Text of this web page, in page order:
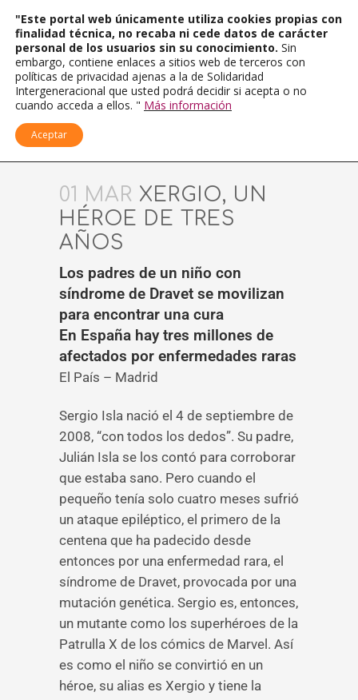
01 MAR XERGIO, UN
HÉROE DE TRES
AÑOS
Los padres de un niño con
síndrome de Dravet se movilizan
para encontrar una cura
En España hay tres millones de
afectados por enfermedades raras
El País – Madrid
Sergio Isla nació el 4 de septiembre de
2008, “con todos los dedos”. Su padre,
Julián Isla se los contó para corroborar
que estaba sano. Pero cuando el
pequeño tenía solo cuatro meses sufrió
un ataque epiléptico, el primero de la
centena que ha padecido desde
entonces por una enfermedad rara, el
síndrome de Dravet, provocada por una
mutación genética. Sergio es, entonces,
un mutante como los superhéroes de la
Patrulla X de los cómics de Marvel. Así
es como el niño se convirtió en un
héroe, su alias es Xergio y tiene la
"Este portal web únicamente utiliza cookies propias con
finalidad técnica, no recaba ni cede datos de carácter
personal de los usuarios sin su conocimiento. Sin
embargo, contiene enlaces a sitios web de terceros con
políticas de privacidad ajenas a la de Solidaridad
Intergeneracional que usted podrá decidir si acepta o no
cuando acceda a ellos. " Más información
Aceptar